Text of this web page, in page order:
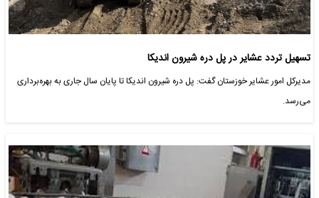
تسهیل تردد عشایر در پل دره شیرون اندیکا
مدیرکل امور عشایر خوزستان گفت: پل دره شیرون اندیکا تا پایان سال جاری به بهره‌برداری
می‌رسد.